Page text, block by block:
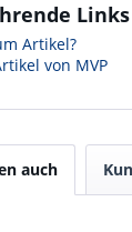
Links
Artikel?
von MVP
auch